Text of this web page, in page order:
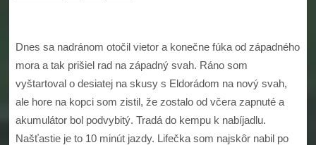
Dnes sa nadránom otočil vietor a konečne fúka od západného
mora a tak prišiel rad na západný svah. Ráno som
vyštartoval o desiatej na skusy s Eldorádom na nový svah,
ale hore na kopci som zistil, že zostalo od včera zapnuté a
akumulátor bol podvybitý. Tradá do kempu k nabíjadlu.
Našťastie je to 10 minút jazdy. Lifečka som najskôr nabil po